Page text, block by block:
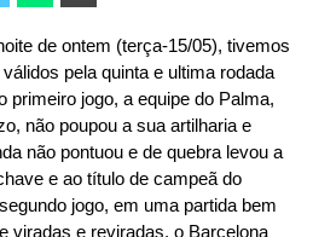
de ontem (terça-15/05), tivemos
pela quinta e ultima rodada
primeiro jogo, a equipe do Palma,
não poupou a sua artilharia e
não pontuou e de quebra levou a
e ao título de campeã do
jogo, em uma partida bem
viradas e reviradas, o Barcelona